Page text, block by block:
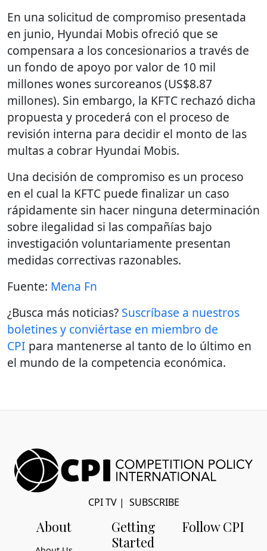
En una solicitud de compromiso presentada
en junio, Hyundai Mobis ofreció que se
compensara a los concesionarios a través de
un fondo de apoyo por valor de 10 mil
millones wones surcoreanos (US$8.87
millones). Sin embargo, la KFTC rechazó dicha
propuesta y procederá con el proceso de
revisión interna para decidir el monto de las
multas a cobrar Hyundai Mobis.
Una decisión de compromiso es un proceso
en el cual la KFTC puede finalizar un caso
rápidamente sin hacer ninguna determinación
sobre ilegalidad si las compañías bajo
investigación voluntariamente presentan
medidas correctivas razonables.
Fuente: Mena Fn
¿Busca más noticias? Suscríbase a nuestros
boletines y conviértase en miembro de
CPI para mantenerse al tanto de lo último en
el mundo de la competencia económica.
CPI TV| SUBSCRIBE
About
Getting
Started
Follow CPI